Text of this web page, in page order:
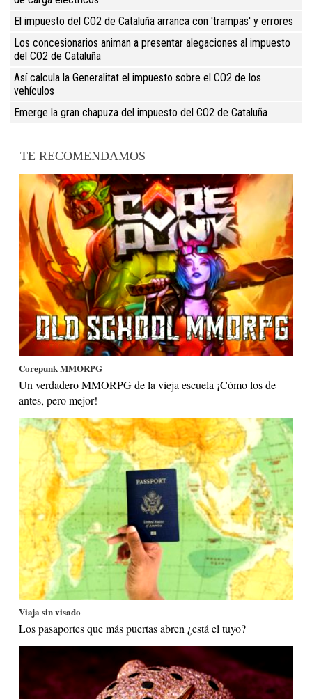
El impuesto del CO2 de Cataluña arranca con 'trampas' y errores
Los concesionarios animan a presentar alegaciones al impuesto
del CO2 de Cataluña
Así calcula la Generalitat el impuesto sobre el CO2 de los
vehículos
Emerge la gran chapuza del impuesto del CO2 de Cataluña
TE RECOMENDAMOS
Corepunk MMORPG
Un verdadero MMORPG de la vieja escuela ¡Cómo los de
antes, pero mejor!
Viaja sin visado
Los pasaportes que más puertas abren ¿está el tuyo?